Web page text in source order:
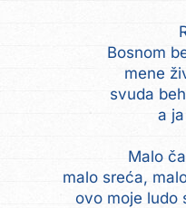
Bosnom
mene
svuda
a
Malo
malo sreća,
ovo moje ludo